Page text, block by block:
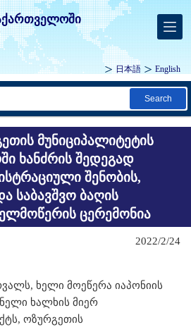
日本語 English
Search
მუნიციპალიტეტის
ხანძრის შედეგად
შენობის,
საბავშვო ბაღის
ცერემონია
2022/2/24
ხელი მოეწერა იაპონიის
ხალხის მიერ
ოზურგეთის